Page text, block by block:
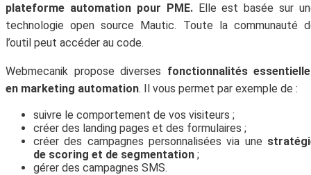
plateforme automation pour PME. Elle est basée sur
technologie open source Mautic. Toute la communauté
l’outil peut accéder au code.
Webmecanik propose diverses fonctionnalités
en marketing automation. Il vous permet par exemple de :
suivre le comportement de vos visiteurs ;
créer des landing pages et des formulaires ;
créer des campagnes personnalisées via une
de scoring et de segmentation ;
gérer des campagnes SMS.